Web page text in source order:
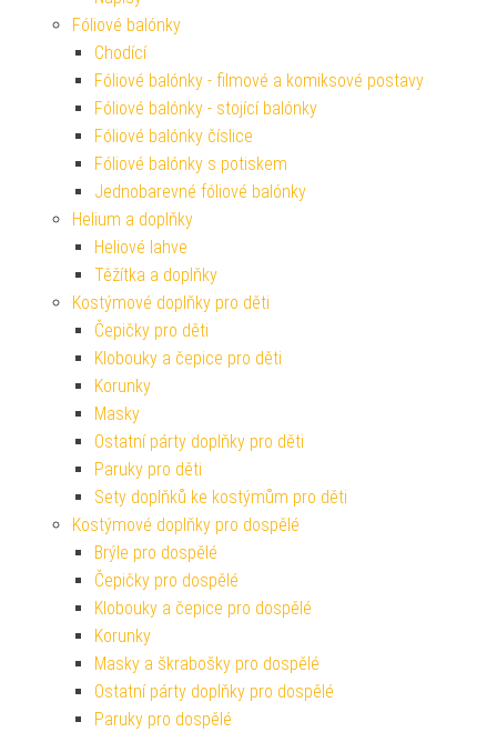
Fóliové balónky
Chodící
Fóliové balónky - filmové a komiksové postavy
Fóliové balónky - stojící balónky
Fóliové balónky číslice
Fóliové balónky s potiskem
Jednobarevné fóliové balónky
Helium a doplňky
Heliové lahve
Těžítka a doplňky
Kostýmové doplňky pro děti
Čepičky pro děti
Klobouky a čepice pro děti
Korunky
Masky
Ostatní párty doplňky pro děti
Paruky pro děti
Sety doplňků ke kostýmům pro děti
Kostýmové doplňky pro dospělé
Brýle pro dospělé
Čepičky pro dospělé
Klobouky a čepice pro dospělé
Korunky
Masky a škrabošky pro dospělé
Ostatní párty doplňky pro dospělé
Paruky pro dospělé